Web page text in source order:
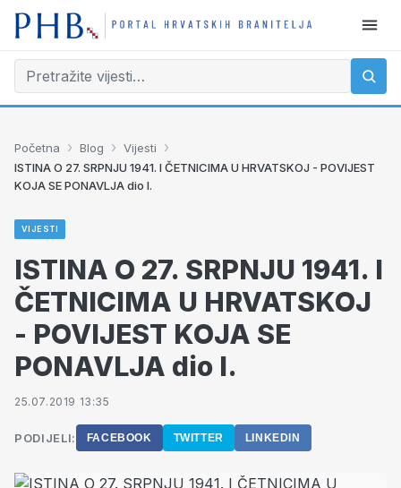
Početna › Blog › Vijesti ›
ISTINA O 27. SRPNJU 1941. I ČETNICIMA U HRVATSKOJ - POVIJEST
KOJA SE PONAVLJA dio I.
VIJESTI
ISTINA O 27. SRPNJU 1941. I
ČETNICIMA U HRVATSKOJ
- POVIJEST KOJA SE
PONAVLJA dio I.
25.07.2019 13:35
PODIJELI: FACEBOOK TWITTER LINKEDIN